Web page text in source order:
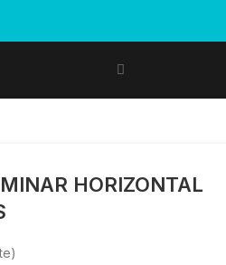
HORIZONTAL